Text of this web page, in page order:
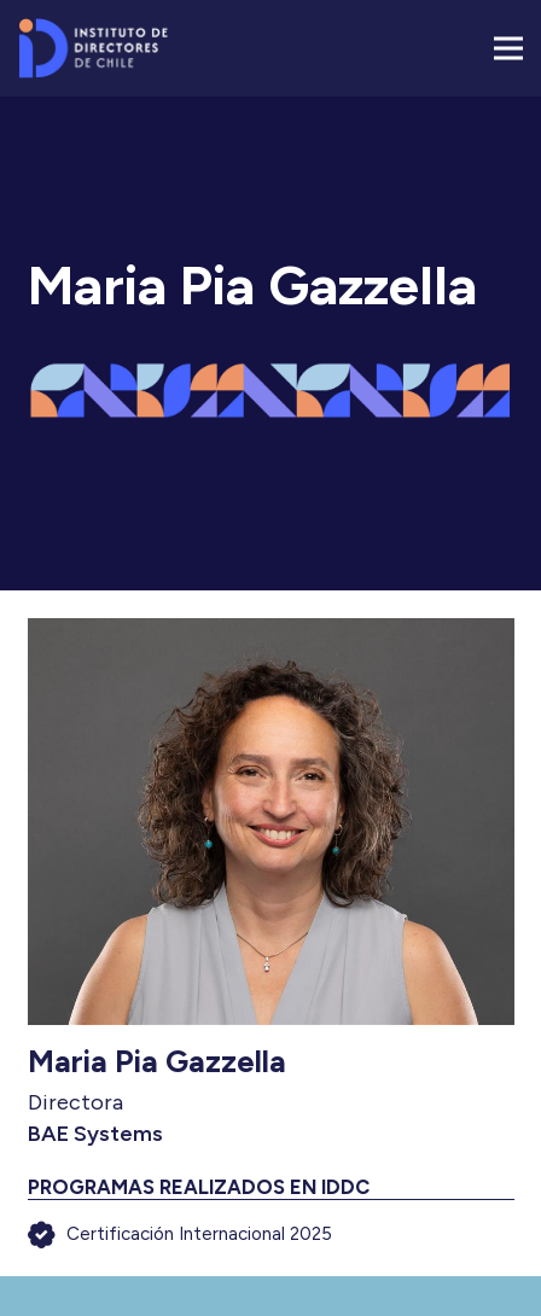
Maria Pia Gazzella
Maria Pia Gazzella
Directora
BAE Systems
PROGRAMAS REALIZADOS EN IDDC
Certificación Internacional 2025